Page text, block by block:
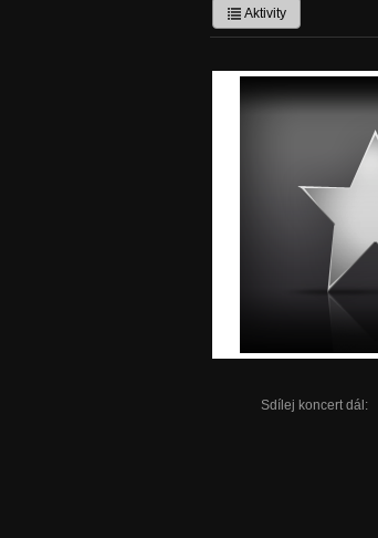
Aktivity
Sdílej koncert dál: